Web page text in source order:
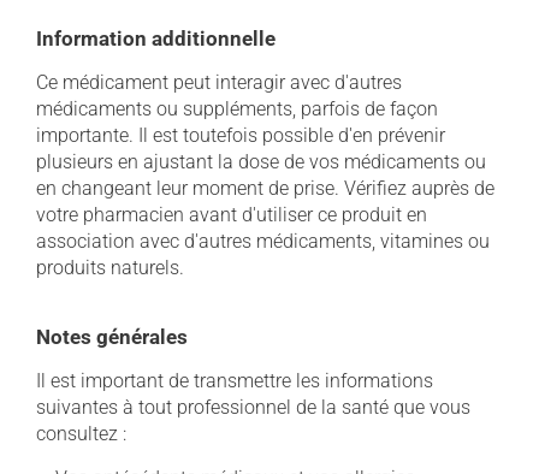
Information additionnelle
Ce médicament peut interagir avec d'autres
médicaments ou suppléments, parfois de façon
importante. Il est toutefois possible d'en prévenir
plusieurs en ajustant la dose de vos médicaments ou
en changeant leur moment de prise. Vérifiez auprès de
votre pharmacien avant d'utiliser ce produit en
association avec d'autres médicaments, vitamines ou
produits naturels.
Notes générales
Il est important de transmettre les informations
suivantes à tout professionnel de la santé que vous
consultez :